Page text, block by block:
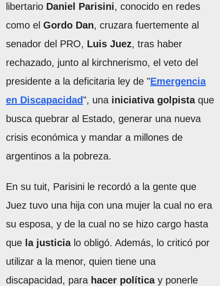
libertario Daniel Parisini, conocido en redes
como el Gordo Dan, cruzara fuertemente al
senador del PRO, Luis Juez, tras haber
rechazado, junto al kirchnerismo, el veto del
presidente a la deficitaria ley de "Emergencia
en Discapacidad", una iniciativa golpistaque
busca quebrar al Estado, generar una nueva
crisis económica y mandar a millones de
argentinos a la pobreza.
En su tuit, Parisini le recordó a la gente que
Juez tuvo una hija con una mujer la cual no era
su esposa, y de la cual no se hizo cargo hasta
que la justicialo obligó. Además, lo criticó por
utilizar a la menor, quien tiene una
discapacidad, para hacer políticay ponerle